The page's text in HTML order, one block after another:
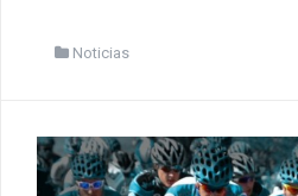
Noticias